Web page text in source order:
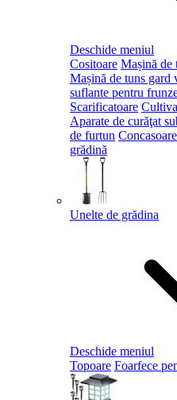
Deschide meniul
Cositoare Mașină de
Mașină de tuns gard
suflante pentru
Scarificatoare
Aparate de curăţat
de furtun
grădină
Unelte de grădina
Deschide meniul
Topoare Foarfece